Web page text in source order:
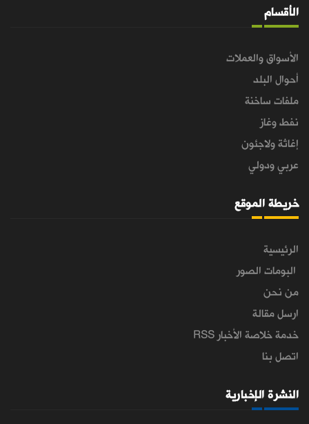
الأقسام
الأسواق والعملات
أحوال البلد
ملفات ساخنة
نفط وغاز
إغاثة ولاجئون
عربي ودولي
خريطة الموقع
الرئيسية
البومات الصور
من نحن
ارسل مقالة
خدمة خلاصة الأخبار RSS
اتصل بنا
النشرة الإخبارية